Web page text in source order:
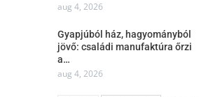
aug 4, 2026
Gyapjúból ház, hagyományból
jövő: családi manufaktúra őrzi
a…
aug 4, 2026